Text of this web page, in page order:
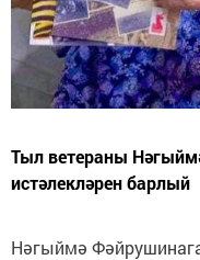
Тыл ветераны
истәлекләрен барлый
Нәгыймә